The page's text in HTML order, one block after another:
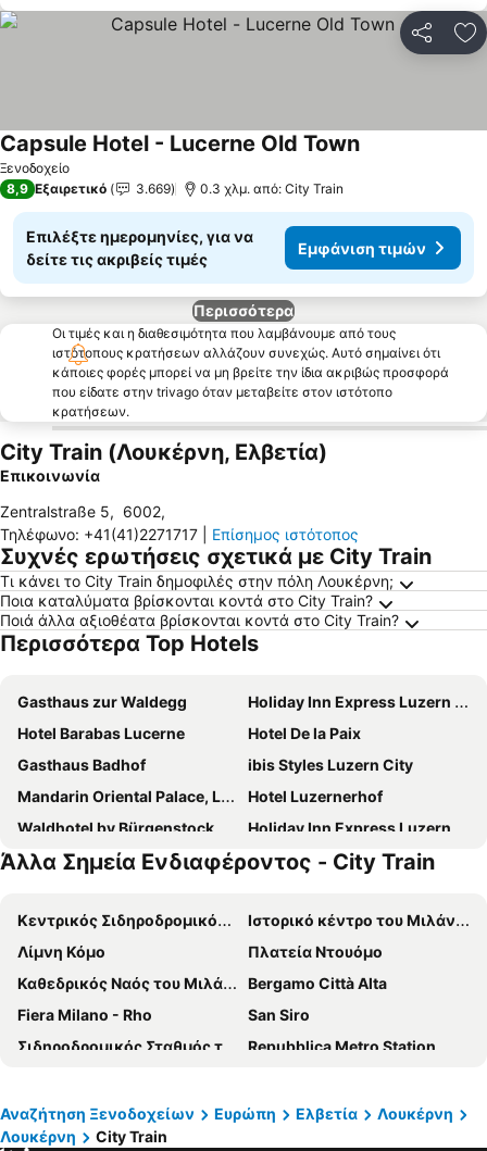
Ξενοδοχείο
Capsule Hotel - Lucerne Old TownΕμφάνιση
8,9 Εξαιρετικό 3.669 0.3 χλμ. από: City Train
Επιλέξτε ημερομηνίες, για να
δείτε τις ακριβείς τιμές
Εμφάνιση τιμών
Περισσότερα
Οι τιμές και η διαθεσιμότητα που λαμβάνουμε από τους
ιστότοπους κρατήσεων αλλάζουν συνεχώς. Αυτό σημαίνει ότι
κάποιες φορές μπορεί να μη βρείτε την ίδια ακριβώς προσφορά
που είδατε στην trivago όταν μεταβείτε στον ιστότοπο
κρατήσεων.
City Train (Λουκέρνη, Ελβετία)
Επικοινωνία
Zentralstraße 5, 6002,
Τηλέφωνο: +41(41)2271717 Επίσημος ιστότοπος
Συχνές ερωτήσεις σχετικά με City Train
Τι κάνει το City Train δημοφιλές στην πόλη Λουκέρνη;
Ποια καταλύματα βρίσκονται κοντά στο City Train?
Ποιά άλλα αξιοθέατα βρίσκονται κοντά στο City Train?
Περισσότερα Top Hotels
Gasthaus zur Waldegg
Holiday Inn Express Luzern - Kriens By Ihg
Hotel Barabas Lucerne
Hotel De la Paix
Gasthaus Badhof
ibis Styles Luzern City
Mandarin Oriental Palace, Luzern
Hotel Luzernerhof
Waldhotel by Bürgenstock Lake Lucerne
Holiday Inn Express Luzern - Neuenkirch By Ihg
ibis budget Luzern City
AMERON Luzern Hotel Flora
Hotel Des Alpes
See & Wellnesshotel Gerbi
Tailormade Hotel STANS SÜD
Hotel Central Am See
Hotel & Conference Center Sempachersee
ibis Luzern Kriens
Swiss-Chalet Merlischachen - Romantik Schloss-Hotel am See
Radisson Blu Hotel, Lucerne
Tailormade Hotel RIGIBLICK Küssnacht
Hotel Pickwick and Pub "the room with a view"
Hotel Schweizerhof Luzern
Cascada Boutique Hotel
GLANDON Rooms Haldenhof - Self-Check-In
Άλλα Σημεία Ενδιαφέροντος - City Train
Κεντρικός Σιδηροδρομικός Σταθμός του Μιλάνου
Ιστορικό κέντρο του Μιλάνου
Λίμνη Κόμο
Πλατεία Ντουόμο
Καθεδρικός Ναός του Μιλάνου
Bergamo Città Alta
Fiera Milano - Rho
San Siro
Σιδηροδρομικός Σταθμός της Ζυρίχης
Repubblica Metro Station
Silvio Berlusconi Milan Malpensa Airport
Το αεροδρόμιο της Ζυρίχης
Navigli
Αναζήτηση Ξενοδοχείων Ευρώπη Ελβετία
Λουκέρνη
Λουκέρνη
City Train